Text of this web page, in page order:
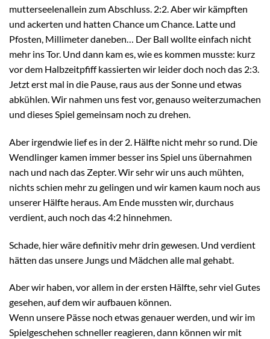
mutterseelenallein zum Abschluss. 2:2. Aber wir kämpften
und ackerten und hatten Chance um Chance. Latte und
Pfosten, Millimeter daneben… Der Ball wollte einfach nicht
mehr ins Tor. Und dann kam es, wie es kommen musste: kurz
vor dem Halbzeitpfiff kassierten wir leider doch noch das 2:3.
Jetzt erst mal in die Pause, raus aus der Sonne und etwas
abkühlen. Wir nahmen uns fest vor, genauso weiterzumachen
und dieses Spiel gemeinsam noch zu drehen.
Aber irgendwie lief es in der 2. Hälfte nicht mehr so rund. Die
Wendlinger kamen immer besser ins Spiel uns übernahmen
nach und nach das Zepter. Wir sehr wir uns auch mühten,
nichts schien mehr zu gelingen und wir kamen kaum noch aus
unserer Hälfte heraus. Am Ende mussten wir, durchaus
verdient, auch noch das 4:2 hinnehmen.
Schade, hier wäre definitiv mehr drin gewesen. Und verdient
hätten das unsere Jungs und Mädchen alle mal gehabt.
Aber wir haben, vor allem in der ersten Hälfte, sehr viel Gutes
gesehen, auf dem wir aufbauen können.
Wenn unsere Pässe noch etwas genauer werden, und wir im
Spielgeschehen schneller reagieren, dann können wir mit